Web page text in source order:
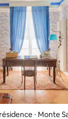
⋅ Monte